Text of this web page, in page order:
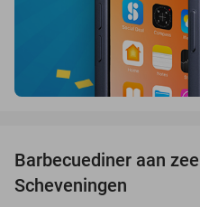
Barbecuediner aan
Scheveningen